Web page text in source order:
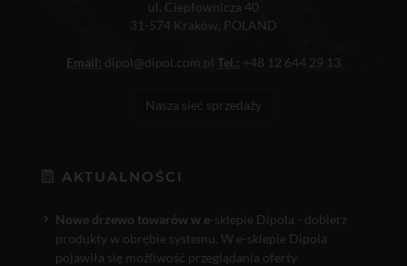
ul. Ciepłownicza 40
31-574 Kraków, POLAND
Email: dipol@dipol.com.pl Tel.: +48 12 644 29 13
Nasza sieć sprzedaży
AKTUALNOŚCI
Nowe drzewo towarów w e-sklepie Dipola - dobierz
produkty w obrębie systemu. W e-sklepie Dipola
pojawiła się możliwość przeglądania oferty